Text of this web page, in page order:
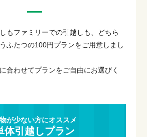
もファミリーでの引越しも、
どちら
ふたつの100円プランをご用意しまし
合わせてプランをご自由にお選びく
が少ない方にオススメ
体引越しプラン